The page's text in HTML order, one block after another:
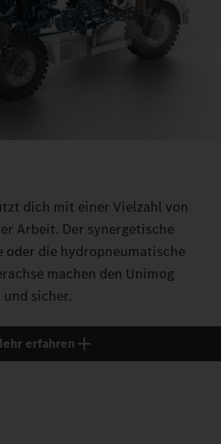
dich mit einer Vielzahl von
Arbeit. Der synergetische
oder die hydropneumatische
machen den Unimog
sicher.
erfahren